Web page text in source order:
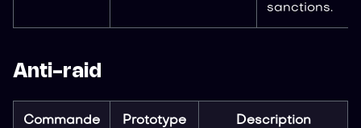
sanctions.
Anti-raid
Commande Prototype Description